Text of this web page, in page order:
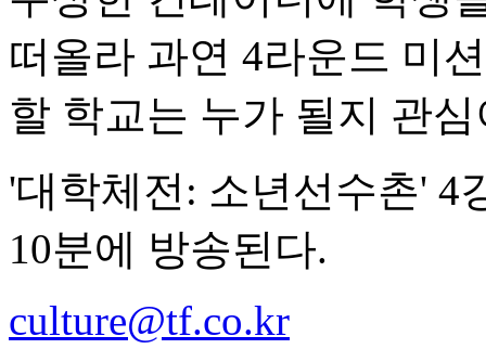
떠올라 과연 4라운드 미
할 학교는 누가 될지 관
'대학체전: 소년선수촌' 4
10분에 방송된다.
culture@tf.co.kr